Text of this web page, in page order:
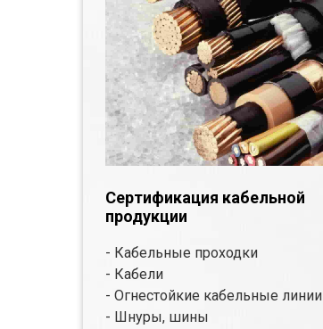
Сертификация кабельной
продукции
- Кабельные проходки
- Кабели
- Огнестойкие кабельные линии
- Шнуры, шины